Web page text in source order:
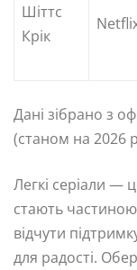
Шіттс
Крік
Дані зібрано з
(станом на 2026
Легкі серіали
стають
відчути
для радості.